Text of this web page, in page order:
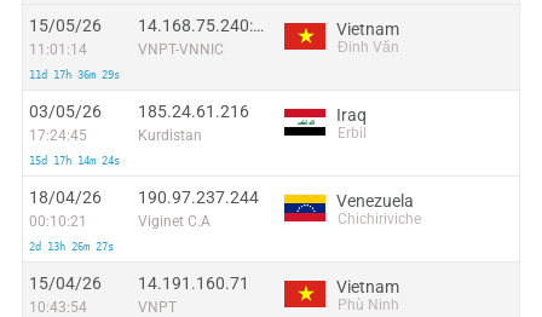
15/05/26
11:01:14
11d 17h 36m 29s
14.168.75.240:37792
VNPT-VNNIC
Vietnam
Đinh Văn
03/05/26
17:24:45
15d 17h 14m 24s
185.24.61.216
Kurdistan
Iraq
Erbil
18/04/26
00:10:21
2d 13h 26m 27s
190.97.237.244
Viginet C.A
Venezuela
Chichiriviche
15/04/26
10:43:54
14.191.160.71
VNPT
Vietnam
Phù Ninh